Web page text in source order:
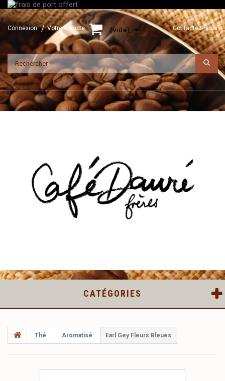
Connexion Votre compte Contactez-nous
(vide)
CATÉGORIES
Thé Aromatisé Earl Gey Fleurs Bleues